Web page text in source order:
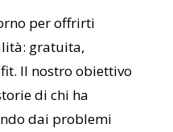
per offrirti
gratuita,
Il nostro obiettivo
di chi ha
dai problemi